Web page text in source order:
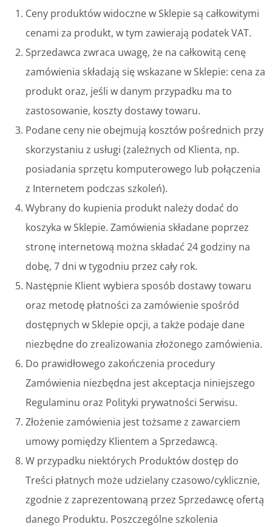
Ceny produktów widoczne w Sklepie są całkowitymi
cenami za produkt, w tym zawierają podatek VAT.
Sprzedawca zwraca uwagę, że na całkowitą cenę
zamówienia składają się wskazane w Sklepie: cena za
produkt oraz, jeśli w danym przypadku ma to
zastosowanie, koszty dostawy towaru.
Podane ceny nie obejmują kosztów pośrednich przy
skorzystaniu z usługi (zależnych od Klienta, np.
posiadania sprzętu komputerowego lub połączenia
z Internetem podczas szkoleń).
Wybrany do kupienia produkt należy dodać do
koszyka w Sklepie. Zamówienia składane poprzez
stronę internetową można składać 24 godziny na
dobę, 7 dni w tygodniu przez cały rok.
Następnie Klient wybiera sposób dostawy towaru
oraz metodę płatności za zamówienie spośród
dostępnych w Sklepie opcji, a także podaje dane
niezbędne do zrealizowania złożonego zamówienia.
Do prawidłowego zakończenia procedury
Zamówienia niezbędna jest akceptacja niniejszego
Regulaminu oraz Polityki prywatności Serwisu.
Złożenie zamówienia jest tożsame z zawarciem
umowy pomiędzy Klientem a Sprzedawcą.
W przypadku niektórych Produktów dostęp do
Treści płatnych może udzielany czasowo/cyklicznie,
zgodnie z zaprezentowaną przez Sprzedawcę ofertą
danego Produktu. Poszczególne szkolenia